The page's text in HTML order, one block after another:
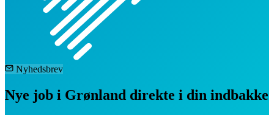
Nyhedsbrev
Nye job i Grønland direkte i din indbakke